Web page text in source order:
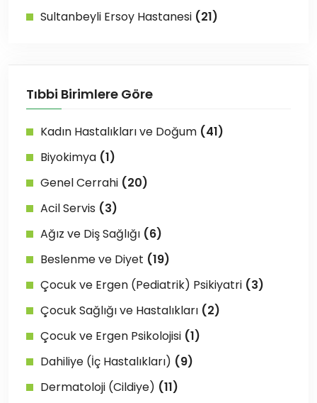
Sultanbeyli Ersoy Hastanesi (21)
Tıbbi Birimlere Göre
Kadın Hastalıkları ve Doğum (41)
Biyokimya (1)
Genel Cerrahi (20)
Acil Servis (3)
Ağız ve Diş Sağlığı (6)
Beslenme ve Diyet (19)
Çocuk ve Ergen (Pediatrik) Psikiyatri (3)
Çocuk Sağlığı ve Hastalıkları (2)
Çocuk ve Ergen Psikolojisi (1)
Dahiliye (İç Hastalıkları) (9)
Dermatoloji (Cildiye) (11)